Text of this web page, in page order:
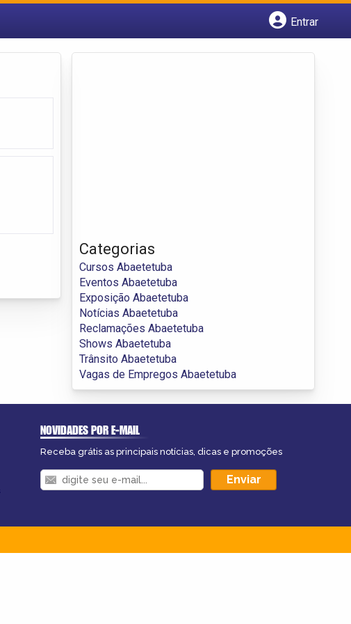
Entrar
Categorias
Cursos Abaetetuba
Eventos Abaetetuba
Exposição Abaetetuba
Notícias Abaetetuba
Reclamações Abaetetuba
Shows Abaetetuba
Trânsito Abaetetuba
Vagas de Empregos Abaetetuba
NOVIDADES POR E-MAIL
Receba grátis as principais notícias, dicas e promoções